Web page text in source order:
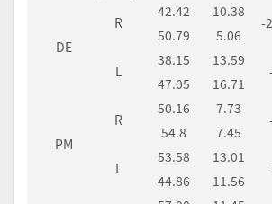
DE
R
42.42 10.38
-
50.79
5.06
L
38.15 13.59
47.05 16.71
PM
R
50.16 7.73
54.8
7.45
L
53.58 13.01
44.86
11.56